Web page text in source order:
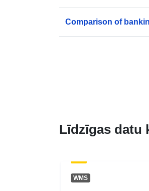
Comparison of
Līdzīgas datu
WMS